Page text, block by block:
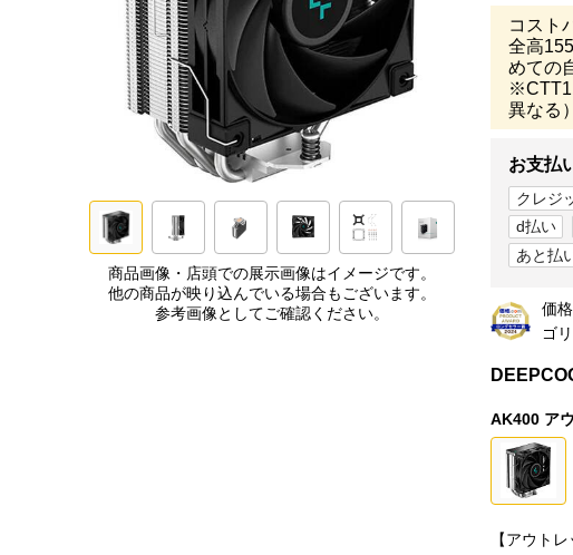
商品画像・店頭での展示画像はイメージです。
他の商品が映り込んでいる場合もございます。
参考画像としてご確認ください。
コスト
全高
めての
異なる）
お支払
クレジ
d払い
あと払
価
ゴ
AK400 ア
【アウト